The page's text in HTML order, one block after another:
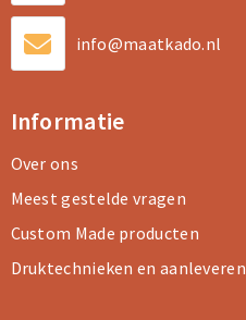
info@maatkado.nl
Informatie
Over ons
Meest gestelde vragen
Custom Made producten
Druktechnieken en aanleveren